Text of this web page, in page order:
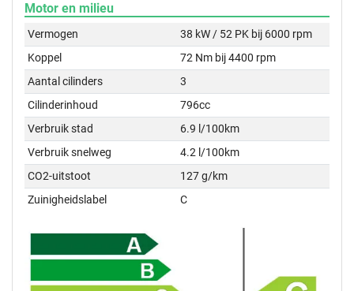
Motor en milieu
Vermogen
38 kW / 52 PK bij 6000 rpm
Koppel
72 Nm bij 4400 rpm
Aantal cilinders
3
Cilinderinhoud
796cc
Verbruik stad
6.9 l/100km
Verbruik snelweg
4.2 l/100km
CO2-uitstoot
127 g/km
Zuinigheidslabel
C